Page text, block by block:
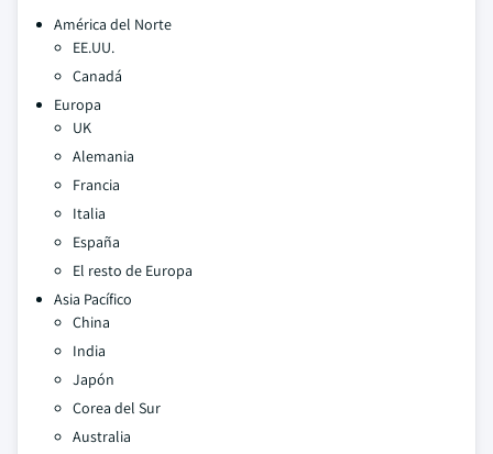
América del Norte
EE.UU.
Canadá
Europa
UK
Alemania
Francia
Italia
España
El resto de Europa
Asia Pacífico
China
India
Japón
Corea del Sur
Australia